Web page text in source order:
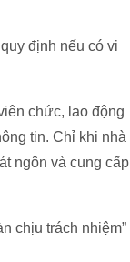
định nếu có vi
chức, lao động
tin. Chỉ khi nhà
ngôn và cung cấp
chịu trách nhiệm”